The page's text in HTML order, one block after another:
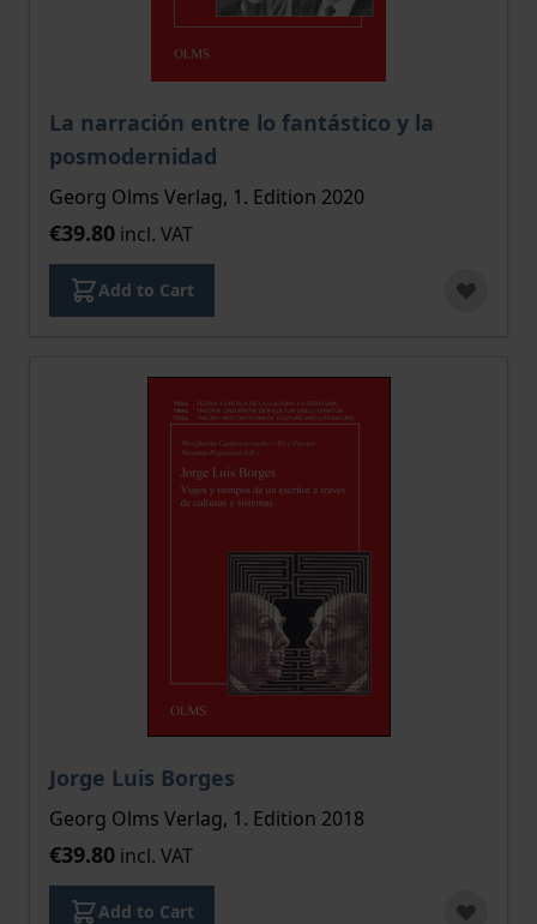
La narración entre lo fantástico y la
posmodernidad
Georg Olms Verlag, 1. Edition 2020
€39.80 incl. VAT
Add to Cart
Jorge Luis Borges
Georg Olms Verlag, 1. Edition 2018
€39.80 incl. VAT
Add to Cart